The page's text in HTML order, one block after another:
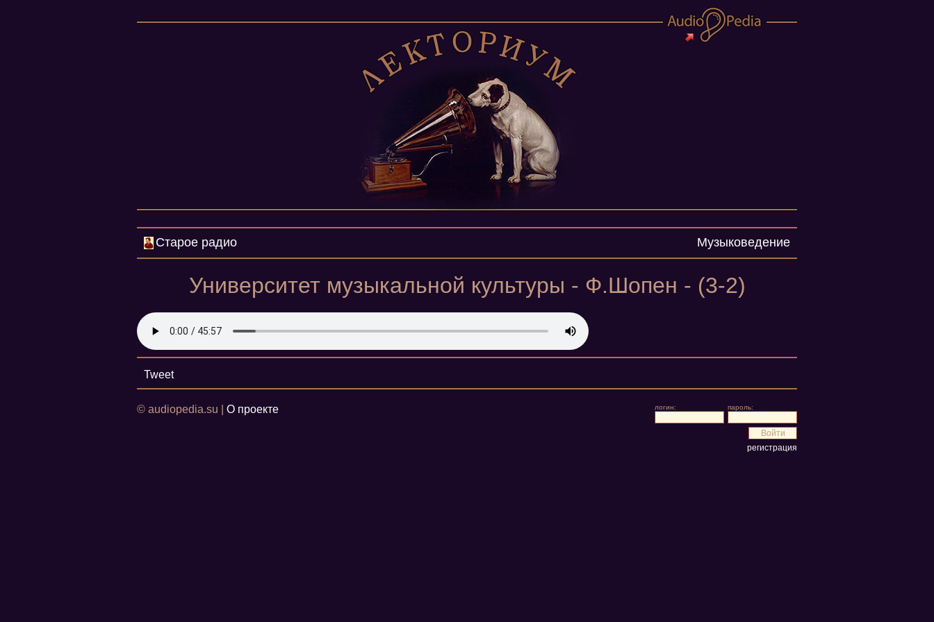
Старое радио Музыковедение
Университет музыкальной культуры - Ф.Шопен - (3-2)
Tweet
© audiopedia.su | О проекте пароль:
логин:
регистрация